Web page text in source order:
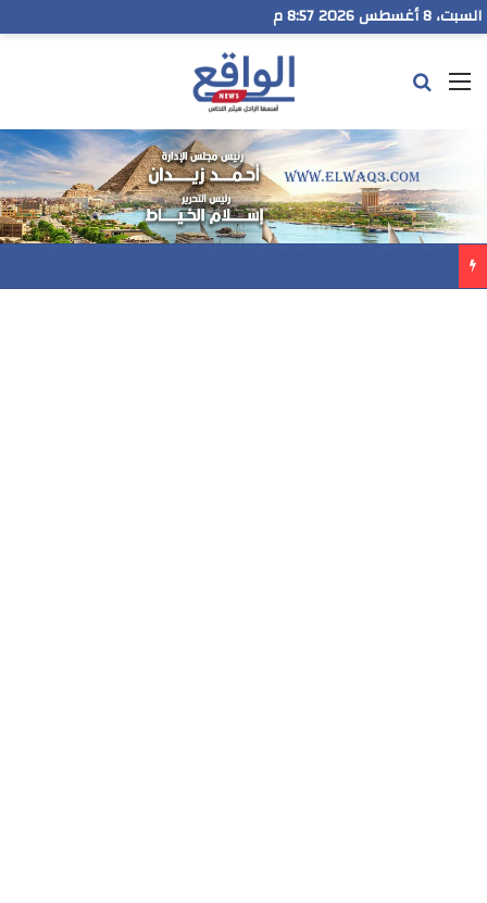
السبت، 8 أغسطس 2026 8:57 م
القائمة